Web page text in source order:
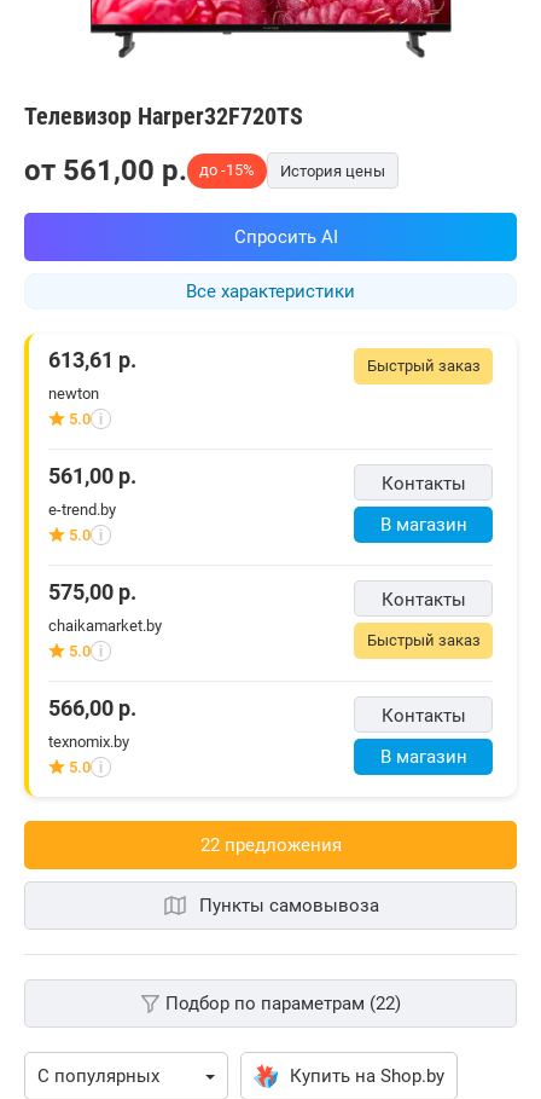
Телевизор Harper32F720TS
Все характеристики
от 561,00 p. до -15% История цены
Спросить AI
Быстрый заказ
613,61 р.
newton
5.0 i
Контакты
В магазин
561,00 р.
e-trend.by
5.0 i
Контакты
Быстрый заказ
575,00 р.
chaikamarket.by
5.0 i
Контакты
В магазин
566,00 р.
texnomix.by
5.0 i
22 предложения
Пункты самовывоза
Подбор по параметрам (22)
Купить на Shop.by